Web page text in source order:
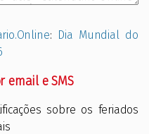
: Dia Mundial do
email e SMS
sobre os feriados